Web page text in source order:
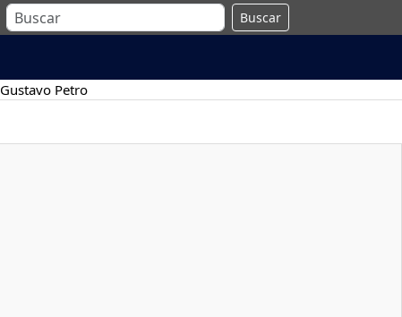
Buscar
Gustavo Petro